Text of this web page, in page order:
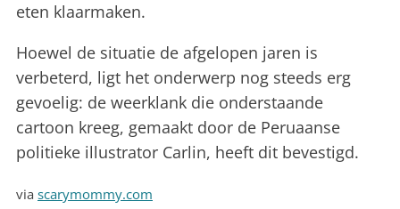
eten klaarmaken.
Hoewel de situatie de afgelopen jaren is
verbeterd, ligt het onderwerp nog steeds erg
gevoelig: de weerklank die onderstaande
cartoon kreeg, gemaakt door de Peruaanse
politieke illustrator Carlin, heeft dit bevestigd.
via scarymommy.com